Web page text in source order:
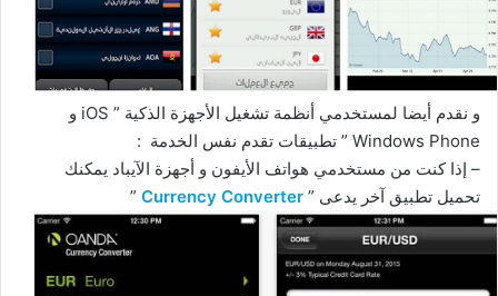
و نقدم أيضا لمستخدمي أنظمة تشغيل الأجهزة الذكية ” iOS و
Windows Phone ” تطبيقات تقدم نفس الخدمة :
– إذا كنت من مستخدمي هواتف الأيفون و أجهزة الآيباد يمكنك
تحميل تطبيق آخر يدعى ” Currency Converter
”